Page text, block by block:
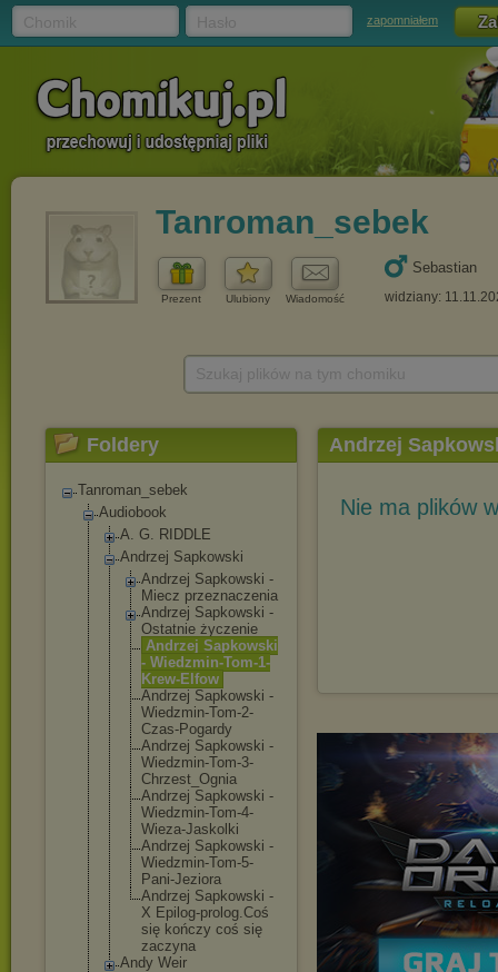
zapomniałem
Tanroman_sebek
Prezent Ulubiony Wiadomość
Sebastian
widziany:
Foldery
Tanroman_sebek
Audiobook
A. G. RIDDLE
Andrzej Sapkowski
Andrzej Sapkowski -
Miecz przeznaczenia
Andrzej Sapkowski -
Ostatnie życzenie
Andrzej Sapkowski
- Wiedzmin-Tom-1-
Krew-El fow
Andrzej Sapkowski -
Wiedzmin-Tom-2-
Czas-Pogardy
Andrzej Sapkowski -
Wiedzmin-Tom-3-
Chrzest _Ognia
Andrzej Sapkowski -
Wiedzmin-Tom-4-
Wieza-Jaskolki
Andrzej Sapkowski -
Wiedzmin-Tom-5-
Pani-Jeziora
Andrzej Sapkowski -
X Epilog-prol og.Coś
się kończy coś się
zaczyna
Andy Weir
Andrzej
Nie ma plików